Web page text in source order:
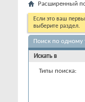
Расширенный
Если это ваш
выберите раздел.
Поиск по одному
Искать в
Типы поиска: